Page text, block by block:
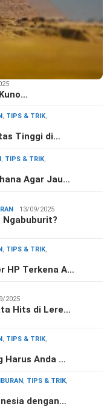
, TIPS & TRIK,
Tinggi di…
, TIPS & TRIK,
Agar Jau…
13/09/2025
Ngabuburit?
, TIPS & TRIK,
HP Terkena A…
2025
Hits di Lere…
, TIPS & TRIK,
Harus Anda …
, TIPS & TRIK,
dengan…